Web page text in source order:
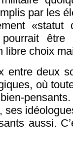
par les
libre choix
deux
où
aussi.